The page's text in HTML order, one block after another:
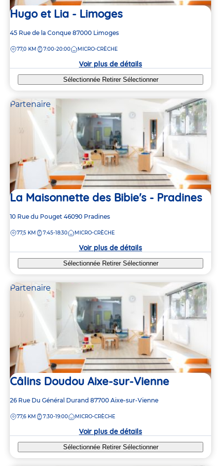
Hugo et Lia - Limoges
Adresse
la
45 Rue de la Conque 87000 Limoges
DISTANCE
77,0 KM 7:00-20:00 MICRO-CRÈCHE
Voir plus de détails
Sélectionnée Retirer Sélectionner
Partenaire
La Maisonnette des Bibie's - Pradines
Adresse
la
10 Rue du Pouget 46090 Pradines
DISTANCE
77,5 KM 7:45-18:30 MICRO-CRÈCHE
Voir plus de détails
Sélectionnée Retirer Sélectionner
Partenaire
Câlins Doudou Aixe-sur-Vienne
Adresse
la
26 Rue Du Général Durand 87700 Aixe-sur-Vienne
DISTANCE
77,6 KM 7:30-19:00 MICRO-CRÈCHE
Voir plus de détails
Sélectionnée Retirer Sélectionner